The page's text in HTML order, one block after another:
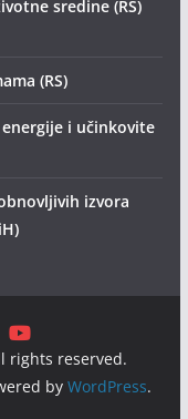
sredine (RS)
(RS)
i učinkovite
izvora
rights reserved.
by WordPress.